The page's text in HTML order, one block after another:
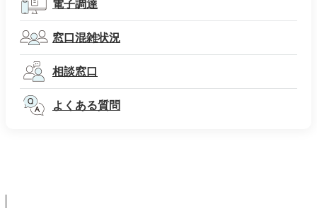
電子調達
窓口混雑状況
相談窓口
よくある質問